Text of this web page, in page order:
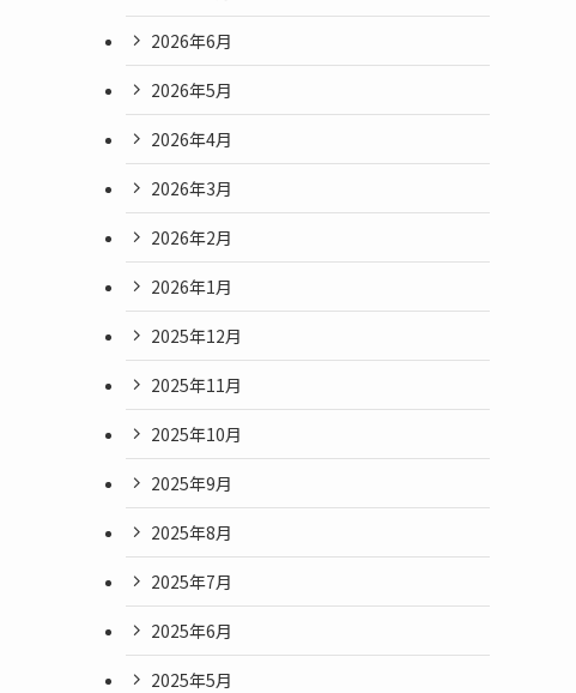
2026年6月
2026年5月
2026年4月
2026年3月
2026年2月
2026年1月
2025年12月
2025年11月
2025年10月
2025年9月
2025年8月
2025年7月
2025年6月
2025年5月